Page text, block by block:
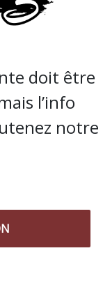
doit être
l’info
notre